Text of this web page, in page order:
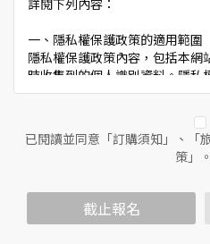
詳閱下列內容：
一、隱私權保護政策的適用範圍
隱私權保護政策內容，包括本網
時收集到的個人識別資料。隱私
外的相關連結網站，也不適用於
二、個人資料的蒐集、處理及利
當您造訪本網站或使用本網站所
範圍內處理及利用您的個人資料
會將個人資料用於其他用途。
已閱讀並同意「訂購須知」、「
策」。
截止報名